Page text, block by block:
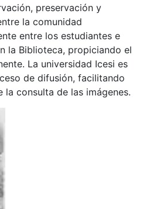
preservación y
la comunidad
entre los estudiantes e
la Biblioteca, propiciando el
La universidad Icesi es
de difusión, facilitando
consulta de las imágenes.